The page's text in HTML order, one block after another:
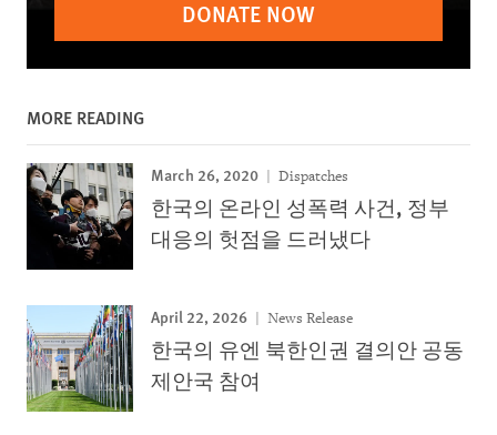
DONATE NOW
MORE READING
March 26, 2020 Dispatches
한국의 온라인 성폭력 사건, 정부
대응의 헛점을 드러냈다
April 22, 2026 News Release
한국의 유엔 북한인권 결의안 공동
제안국 참여